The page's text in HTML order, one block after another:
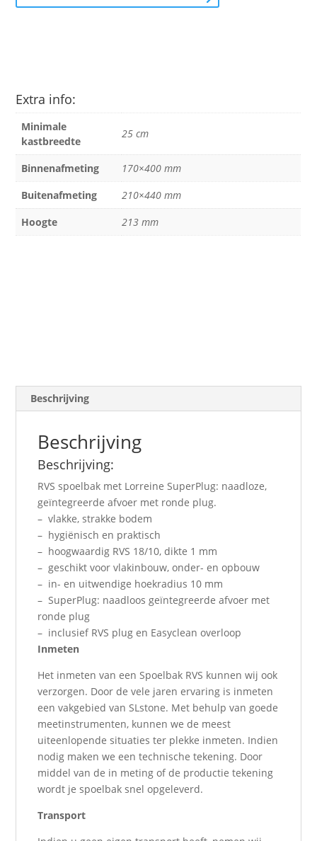
Extra info:
Minimale
kastbreedte
25 cm
Binnenafmeting
170×400 mm
Buitenafmeting
210×440 mm
Hoogte
213 mm
Beschrijving
Beschrijving
Beschrijving:
RVS spoelbak met Lorreine SuperPlug: naadloze,
geïntegreerde afvoer met ronde plug.
– vlakke, strakke bodem
– hygiënisch en praktisch
– hoogwaardig RVS 18/10, dikte 1 mm
– geschikt voor vlakinbouw, onder- en opbouw
– in- en uitwendige hoekradius 10 mm
– SuperPlug: naadloos geïntegreerde afvoer met
ronde plug
– inclusief RVS plug en Easyclean overloop
Inmeten
Het inmeten van een Spoelbak RVS kunnen wij ook
verzorgen. Door de vele jaren ervaring is inmeten
een vakgebied van SLstone. Met behulp van goede
meetinstrumenten, kunnen we de meest
uiteenlopende situaties ter plekke inmeten. Indien
nodig maken we een technische tekening. Door
middel van de in meting of de productie tekening
wordt je spoelbak snel opgeleverd.
Transport